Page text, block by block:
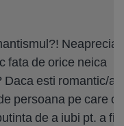
Neapreciat
fata de orice neica
esti romantic/a
persoana pe care o
de a iubi pt. a fi